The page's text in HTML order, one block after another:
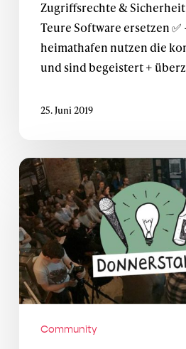
Zugriffsrechte & Sicherheit
Teure Software ersetzen ✅
heimathafen nutzen die
und sind begeistert +
25. Juni 2019
Donnerstalk
am
4.
Juli
2019:
Mal
eben
die
WeltCommunity